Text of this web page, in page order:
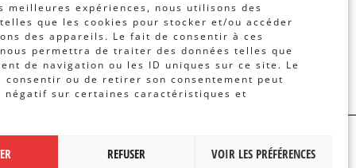
meilleures expériences, nous utilisons des
que les cookies pour stocker et/ou accéder
des appareils. Le fait de consentir à ces
permettra de traiter des données telles que
de navigation ou les ID uniques sur ce site. Le
consentir ou de retirer son consentement peut
négatif sur certaines caractéristiques et
REFUSER VOIR LES PRÉFÉRENCES
BANLIEUES ASBL